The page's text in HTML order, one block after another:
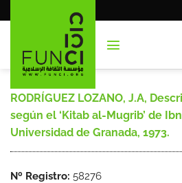
al
RODRÍGUEZ LOZANO, J.A,
según el ‘Kitab al-Mugrib’ de
Universidad de Granada, 1973.
Nº Registro: 58276